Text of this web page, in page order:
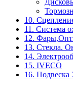
10.
11. Система
12.
13. Стекла.
14.
15. IVECO
16. Подвеска